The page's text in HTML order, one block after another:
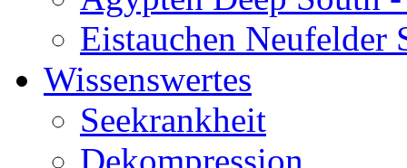
Eistauchen Neufelder
Wissenswertes
Seekrankheit
Dekompression